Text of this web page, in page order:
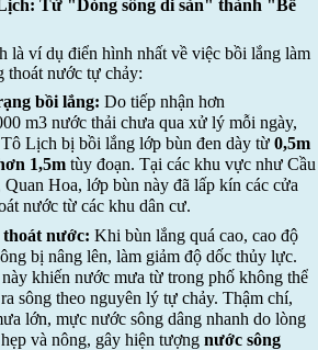
Từ "Dòng sông di sản" thành "Bể
là ví dụ điển hình nhất về việc bồi lắng làm
thoát nước tự chảy:
bồi lắng: Do tiếp nhận hơn
m3nước thải chưa qua xử lý mỗi ngày,
Lịch bị bồi lắng lớp bùn đen dày từ 0,5m
1,5mtùy đoạn. Tại các khu vực như Cầu
Quan Hoa, lớp bùn này đã lấp kín các cửa
nước từ các khu dân cư.
thoát nước: Khi bùn lắng quá cao, cao độ
bị nâng lên, làm giảm độ dốc thủy lực.
khiến nước mưa từ trong phố không thể
sông theo nguyên lý tự chảy. Thậm chí,
lớn, mực nước sông dâng nhanh do lòng
và nông, gây hiện tượng nước sông